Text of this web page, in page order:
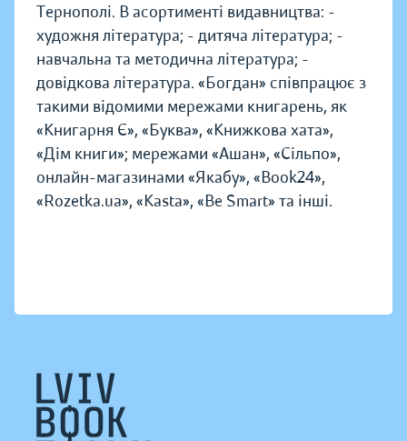
Тернополі. В асортименті видавництва: -
художня література; - дитяча література; -
навчальна та методична література; -
довідкова література. «Богдан» співпрацює з
такими відомими мережами книгарень, як
«Книгарня Є», «Буква», «Книжкова хата»,
«Дім книги»; мережами «Ашан», «Сільпо»,
онлайн-магазинами «Якабу», «Book24»,
«Rozetka.ua», «Kasta», «Be Smart» та інші.